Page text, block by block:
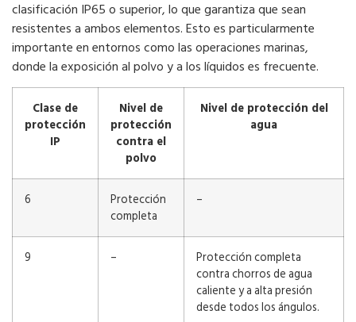
clasificación IP65 o superior, lo que garantiza que sean
resistentes a ambos elementos. Esto es particularmente
importante en entornos como las operaciones marinas,
donde la exposición al polvo y a los líquidos es frecuente.
Clase de
protección
IP
Nivel de
protección
contra el
polvo
Nivel de protección del
agua
6
Protección
completa
–
9 –
Protección completa
contra chorros de agua
caliente y a alta presión
desde todos los ángulos.